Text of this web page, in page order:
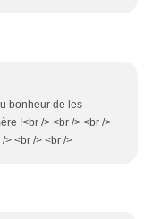
bonheur de les
!<br /> <br /> <br />
> <br /> <br />